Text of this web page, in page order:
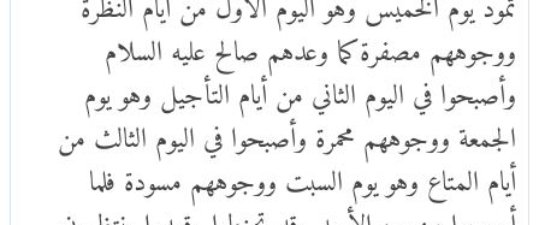
ووجوههم مصفرة كما وعدهم صالح عليه السلام
وأصبحوا في اليوم الثاني من أيام التأجيل وهو يوم
الجمعة ووجوههم محمرة وأصبحوا في اليوم الثالث من
أيام المتاع وهو يوم السبت ووجوههم مسودة فلما